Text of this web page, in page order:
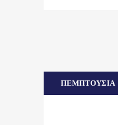
ΠΕΜΠΤΟΥΣΙΑ